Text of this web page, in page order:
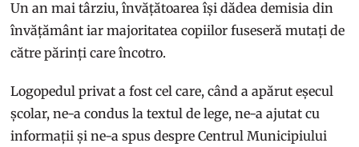
Un an mai târziu, învățătoarea își dădea demisia din
învățământ iar majoritatea copiilor fuseseră mutați de
către părinți care încotro.
Logopedul privat a fost cel care, când a apărut eșecul
școlar, ne-a condus la textul de lege, ne-a ajutat cu
informații și ne-a spus despre Centrul Municipiului